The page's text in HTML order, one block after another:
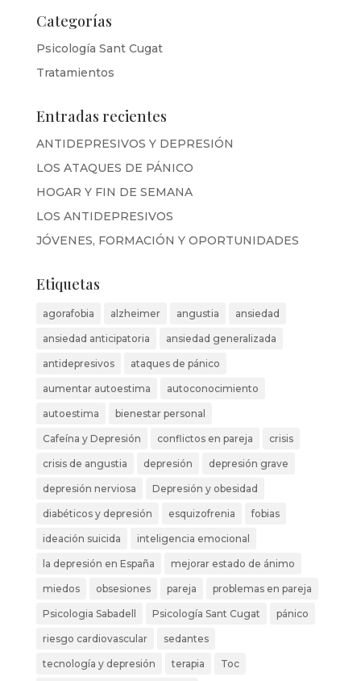
Categorías
Psicología Sant Cugat
Tratamientos
Entradas recientes
ANTIDEPRESIVOS Y DEPRESIÓN
LOS ATAQUES DE PÁNICO
HOGAR Y FIN DE SEMANA
LOS ANTIDEPRESIVOS
JÓVENES, FORMACIÓN Y OPORTUNIDADES
Etiquetas
agorafobia alzheimer angustia ansiedad
ansiedad anticipatoria ansiedad generalizada
antidepresivos ataques de pánico
aumentar autoestima autoconocimiento
autoestima bienestar personal
Cafeína y Depresión conflictos en pareja crisis
crisis de angustia depresión depresión grave
depresión nerviosa Depresión y obesidad
diabéticos y depresión esquizofrenia fobias
ideación suicida inteligencia emocional
la depresión en España mejorar estado de ánimo
miedos obsesiones pareja problemas en pareja
Psicologia Sabadell Psicología Sant Cugat pánico
riesgo cardiovascular sedantes
tecnología y depresión terapia Toc